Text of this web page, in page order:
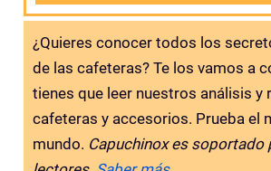
¿Quieres conocer todos los
de las cafeteras? Te los vamos a
tienes que leer nuestros análisis y
cafeteras y accesorios. Prueba el
mundo. Capuchinox es soportado